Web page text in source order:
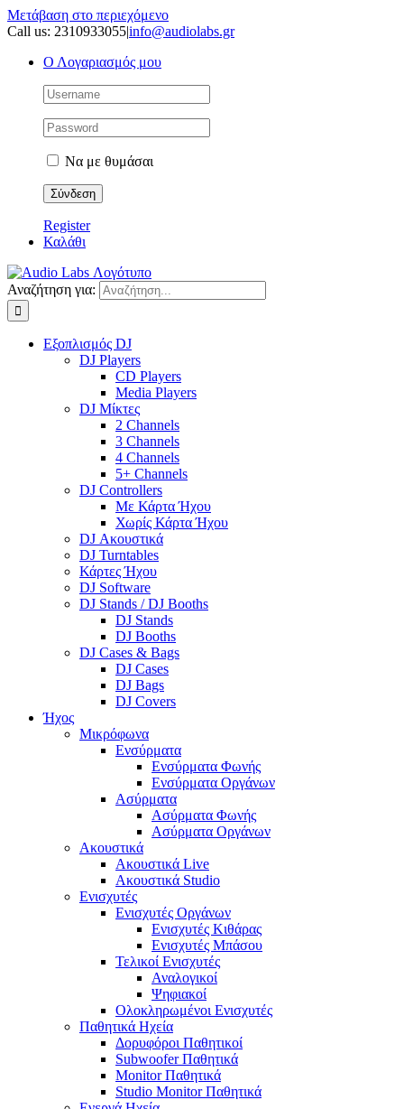
Μετάβαση στο περιεχόμενο
Call us: 2310933055|info@audiolabs.gr
Ο Λογαριασμός μου
Να με θυμάσαι
Register
Καλάθι
Αναζήτηση για:
Εξοπλισμός DJ
DJ Players
CD Players
Media Players
DJ Μίκτες
2 Channels
3 Channels
4 Channels
5+ Channels
DJ Controllers
Με Κάρτα Ήχου
Χωρίς Κάρτα Ήχου
DJ Ακουστικά
DJ Turntables
Κάρτες Ήχου
DJ Software
DJ Stands / DJ Booths
DJ Stands
DJ Booths
DJ Cases & Bags
DJ Cases
DJ Bags
DJ Covers
Ήχος
Μικρόφωνα
Ενσύρματα
Ενσύρματα Φωνής
Ενσύρματα Οργάνων
Ασύρματα
Ασύρματα Φωνής
Ασύρματα Οργάνων
Ακουστικά
Ακουστικά Live
Ακουστικά Studio
Ενισχυτές
Ενισχυτές Οργάνων
Ενισχυτές Κιθάρας
Ενισχυτές Μπάσου
Τελικοί Ενισχυτές
Αναλογικοί
Ψηφιακοί
Ολοκληρωμένοι Ενισχυτές
Παθητικά Ηχεία
Δορυφόροι Παθητικοί
Subwoofer Παθητικά
Monitor Παθητικά
Studio Monitor Παθητικά